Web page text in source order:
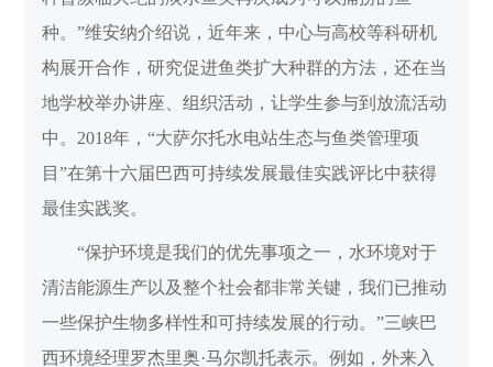
种。”维安纳介绍说，近年来，中心与高校等科研机
构展开合作，研究促进鱼类扩大种群的方法，还在当
地学校举办讲座、组织活动，让学生参与到放流活动
中。2018年，“大萨尔托水电站生态与鱼类管理项
目”在第十六届巴西可持续发展最佳实践评比中获得
最佳实践奖。
“保护环境是我们的优先事项之一，水环境对于
清洁能源生产以及整个社会都非常关键，我们已推动
一些保护生物多样性和可持续发展的行动。”三峡巴
西环境经理罗杰里奥·马尔凯托表示。例如，外来入